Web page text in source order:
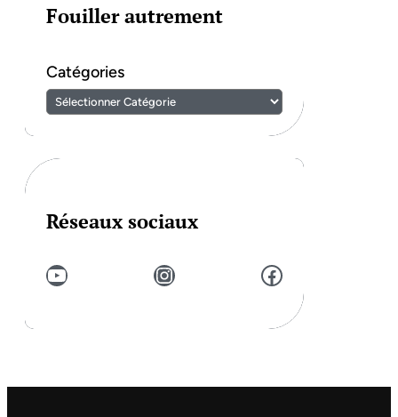
Fouiller autrement
Catégories
Réseaux sociaux
YouTube Instagram Facebook